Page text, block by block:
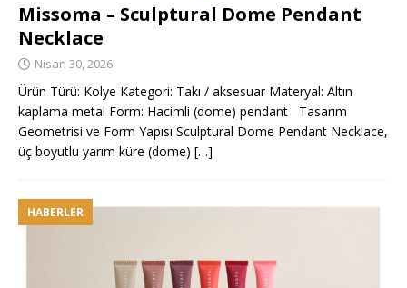
Missoma – Sculptural Dome Pendant
Necklace
Nisan 30, 2026
Ürün Türü: Kolye Kategori: Takı / aksesuar Materyal: Altın
kaplama metal Form: Hacimli (dome) pendant Tasarım
Geometrisi ve Form Yapısı Sculptural Dome Pendant Necklace,
üç boyutlu yarım küre (dome) […]
HABERLER